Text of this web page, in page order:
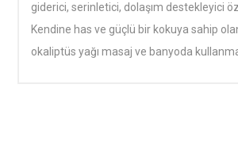
giderici, serinletici, dolaşım destekleyici
Kendine has ve güçlü bir kokuya sahip
okaliptüs yağı masaj ve banyoda